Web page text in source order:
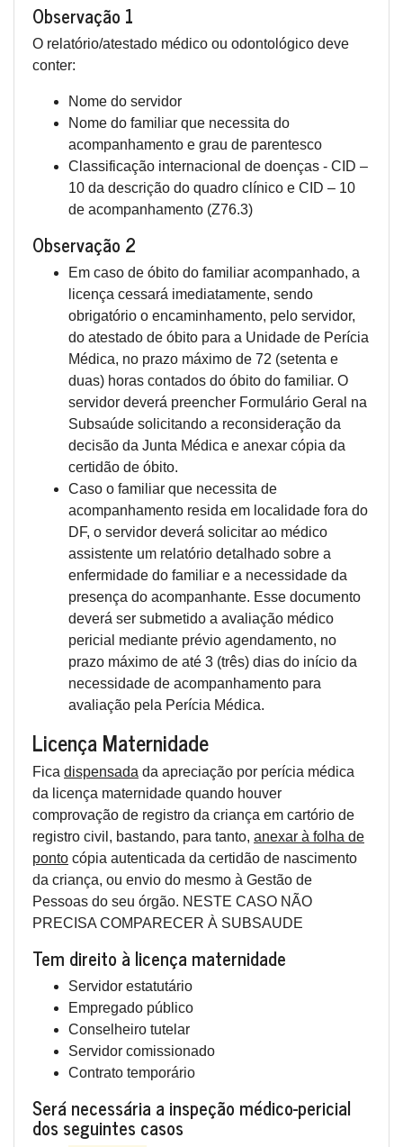
Observação 1
O relatório/atestado médico ou odontológico deve
conter:
Nome do servidor
Nome do familiar que necessita do
acompanhamento e grau de parentesco
Classificação internacional de doenças - CID –
10 da descrição do quadro clínico e CID – 10
de acompanhamento (Z76.3)
Observação 2
Em caso de óbito do familiar acompanhado, a
licença cessará imediatamente, sendo
obrigatório o encaminhamento, pelo servidor,
do atestado de óbito para a Unidade de Perícia
Médica, no prazo máximo de 72 (setenta e
duas) horas contados do óbito do familiar. O
servidor deverá preencher Formulário Geral na
Subsaúde solicitando a reconsideração da
decisão da Junta Médica e anexar cópia da
certidão de óbito.
Caso o familiar que necessita de
acompanhamento resida em localidade fora do
DF, o servidor deverá solicitar ao médico
assistente um relatório detalhado sobre a
enfermidade do familiar e a necessidade da
presença do acompanhante. Esse documento
deverá ser submetido a avaliação médico
pericial mediante prévio agendamento, no
prazo máximo de até 3 (três) dias do início da
necessidade de acompanhamento para
avaliação pela Perícia Médica.
Licença Maternidade
Fica dispensada da apreciação por perícia médica
da licença maternidade quando houver
comprovação de registro da criança em cartório de
registro civil, bastando, para tanto, anexar à folha de
ponto cópia autenticada da certidão de nascimento
da criança, ou envio do mesmo à Gestão de
Pessoas do seu órgão. NESTE CASO NÃO
PRECISA COMPARECER À SUBSAUDE
Tem direito à licença maternidade
Servidor estatutário
Empregado público
Conselheiro tutelar
Servidor comissionado
Contrato temporário
Será necessária a inspeção médico-pericial
dos seguintes casos